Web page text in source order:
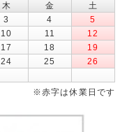
木 金
土
3 4
5
10 11
12
17 18
19
24 25
26
※赤字は休業日です